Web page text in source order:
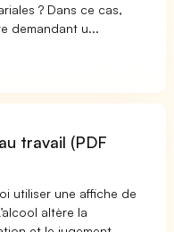
? Dans ce cas,
demandant u...
travail (PDF
utiliser une affiche de
altère la